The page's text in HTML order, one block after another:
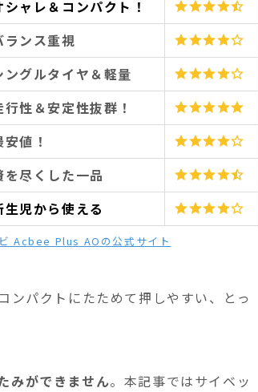
シャレ＆コンパクト！
ランス重視
ングルタイヤ＆軽量
行性＆安定性抜群！
安値！
を尽くした一品
生児から使える
Acbee Plus AOの公式サイト
ンパクトにたためて押しやすい、とっ
みができません。本記事ではサイベッ